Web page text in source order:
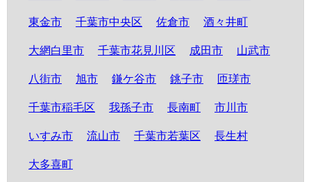
東金市 千葉市中央区 佐倉市 酒々井町
大網白里市 千葉市花見川区 成田市 山武市
八街市 旭市 鎌ケ谷市 銚子市 匝瑳市
千葉市稲毛区 我孫子市 長南町 市川市
いすみ市 流山市 千葉市若葉区 長生村
大多喜町